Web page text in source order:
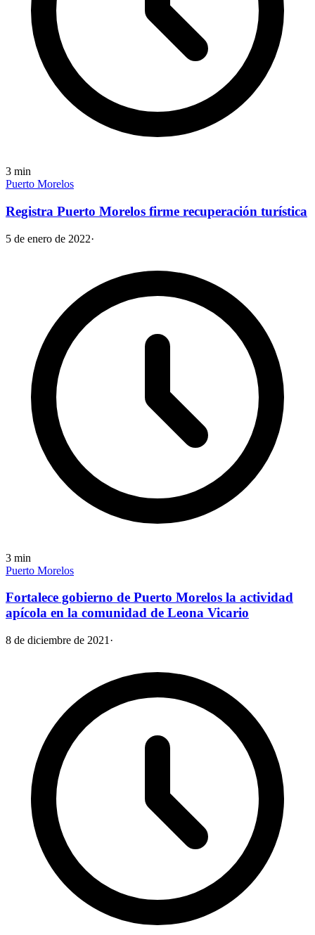
3 min
Puerto Morelos
Registra Puerto Morelos firme recuperación turística
5 de enero de 2022·
3 min
Puerto Morelos
Fortalece gobierno de Puerto Morelos la actividad
apícola en la comunidad de Leona Vicario
8 de diciembre de 2021 ·